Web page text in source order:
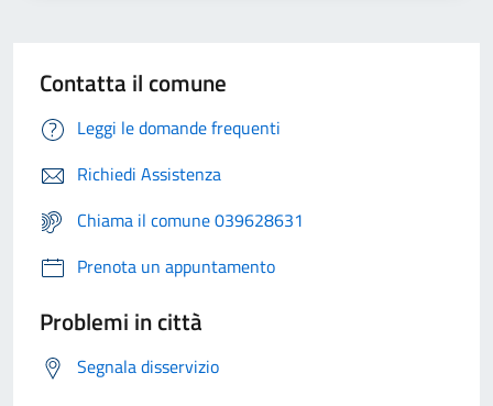
Contatta il comune
Leggi le domande frequenti
Richiedi Assistenza
Chiama il comune 039628631
Prenota un appuntamento
Problemi in città
Segnala disservizio